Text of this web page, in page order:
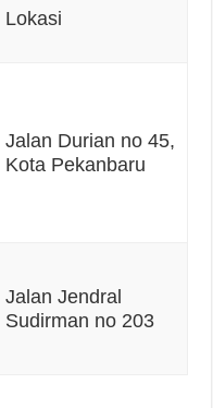
Lokasi
Jalan Durian no 45,
Kota Pekanbaru
Jalan Jendral
Sudirman no 203